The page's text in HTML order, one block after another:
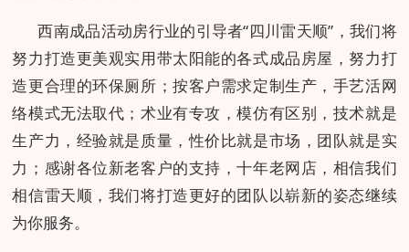
西南成品活动房行业的引导者“四川雷天顺”，我们将
努力打造更美观实用带太阳能的各式成品房屋，努力打
造更合理的环保厕所；按客户需求定制生产，手艺活网
络模式无法取代；术业有专攻，模仿有区别，技术就是
生产力，经验就是质量，性价比就是市场，团队就是实
力；感谢各位新老客户的支持，十年老网店，相信我们
相信雷天顺，我们将打造更好的团队以崭新的姿态继续
为你服务。